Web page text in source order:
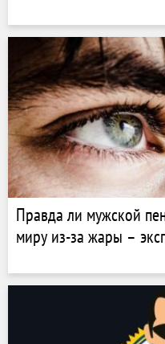
Правда ли мужской
миру из-за жары –